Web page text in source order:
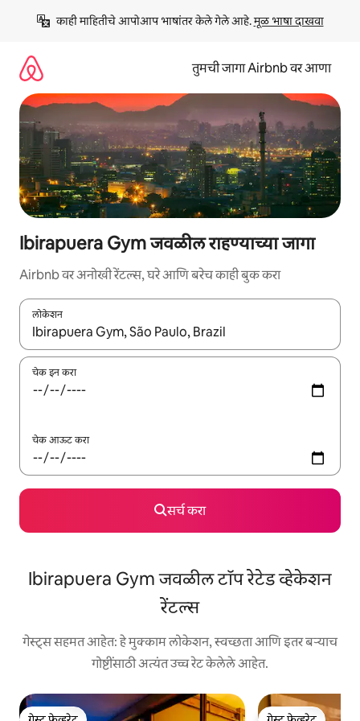
काही माहितीचे आपोआप भाषांतर केले गेले आहे. मूळ भाषा दाखवा
तुमची जागा Airbnb वर आणा
Ibirapuera Gym जवळील राहण्याच्या जागा
Airbnb वर अनोखी रेंटल्स, घरे आणि बरेच काही बुक करा
लोकेशन
जेव्हा परिणाम उपलब्ध असतील, तेव्हा वरच्या आणि खाली बाणांच्या किजसह
चेक इन करा
चेक आऊट करा
सर्च करा
Ibirapuera Gym जवळील टॉप रेटेड व्हेकेशन
रेंटल्स
गेस्ट्स सहमत आहेत: हे मुक्काम लोकेशन, स्वच्छता आणि इतर बऱ्याच
गोष्टींसाठी अत्यंत उच्च रेट केलेले आहेत.